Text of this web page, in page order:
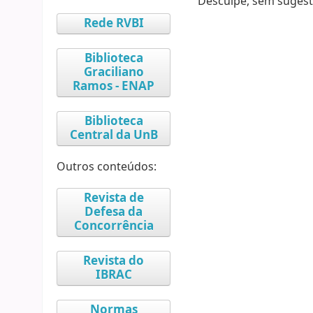
Rede RVBI
Biblioteca
Graciliano
Ramos - ENAP
Biblioteca
Central da UnB
Outros conteúdos:
Revista de
Defesa da
Concorrência
Revista do
IBRAC